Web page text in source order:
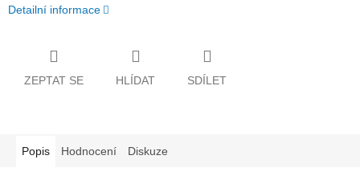
Detailní informace
ZEPTAT SE HLÍDAT SDÍLET
Popis Hodnocení Diskuze